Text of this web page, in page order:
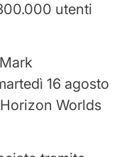
utenti
16 agosto
Worlds